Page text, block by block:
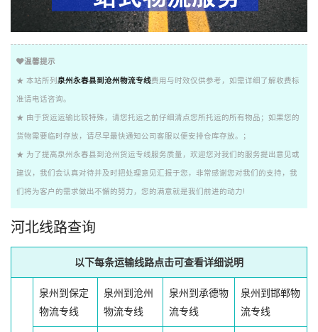
温馨提示
★ 本站所列 泉州永春县到沧州物流专线费用与时效仅供参考，如需详细了解收费标
准请电话咨询。
★ 由于货运运输比较特殊，请您托运之前仔细清点您所托运的所有物品；如果您的
货物需要临时存放，请尽早最快通知公司客服以便安排仓库存放。；
★ 为了提高泉州永春县到沧州货运专线服务质量，欢迎您对我们的服务提出意见或
建议，我们会认真对待并及时把处理意见汇报于您，非常感谢您对我们的支持，我
们将为客户的需求做出不懈的努力，您的满意就是我们前进的动力!
河北线路查询
以下每条运输线路点击可查看详细说明
泉州到保定
物流专线
泉州到沧州
物流专线
泉州到承德物
流专线
泉州到邯郸物
流专线